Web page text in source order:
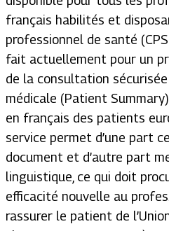
français habilités et
professionnel de santé (CPS
fait actuellement pour un
de la consultation
médicale (Patient Summary
en français des patients
service permet d’une part
document et d’autre part
linguistique, ce qui doit
efficacité nouvelle au
rassurer le patient de